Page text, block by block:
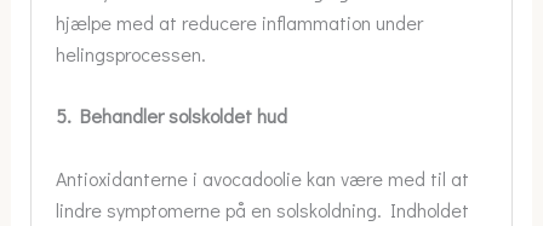
hjælpe med at reducere inflammation under
helingsprocessen.
5. Behandler solskoldet hud
Antioxidanterne i avocadoolie kan være med til at
lindre symptomerne på en solskoldning. Indholdet